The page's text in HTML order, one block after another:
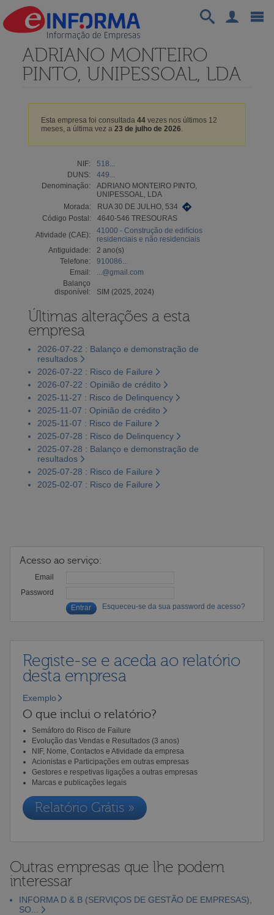
ADRIANO MONTEIRO
PINTO, UNIPESSOAL, LDA
Esta empresa foi consultada 44vezes nos últimos 12
meses, a última vez a 23 de julho de 2026.
NIF:
518...
DUNS:
449...
Denominação:
ADRIANO MONTEIRO PINTO,
UNIPESSOAL, LDA
Morada:
RUA 30 DE JULHO, 534
Código Postal:
4640-546 TRESOURAS
Atividade (CAE):
41000 - Construção de edifícios
residenciais e não residenciais
Antiguidade:
2 ano(s)
Telefone:
910086...
Email:
...@gmail.com
Balanço
disponível:
SIM (2025, 2024)
Últimas alterações a esta
empresa
2026-07-22 : Balanço e demonstração de
resultados
2026-07-22 : Risco de Failure
2026-07-22 : Opinião de crédito
2025-11-27 : Risco de Delinquency
2025-11-07 : Opinião de crédito
2025-11-07 : Risco de Failure
2025-07-28 : Risco de Delinquency
2025-07-28 : Balanço e demonstração de
resultados
2025-07-28 : Risco de Failure
2025-02-07 : Risco de Failure
Acesso ao serviço:
Email
Password
Esqueceu-se da sua password de acesso?
Registe-se e aceda ao relatório
desta empresa
Exemplo
O que inclui o relatório?
Semáforo do Risco de Failure
Evolução das Vendas e Resultados (3 anos)
NIF, Nome, Contactos e Atividade da empresa
Acionistas e Participações em outras empresas
Gestores e respetivas ligações a outras empresas
Marcas e publicações legais
Relatório Grátis »
Outras empresas que lhe podem
interessar
INFORMA D & B (SERVIÇOS DE GESTÃO DE EMPRESAS),
SO...